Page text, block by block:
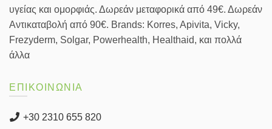
υγείας και ομορφιάς. Δωρεάν μεταφορικά από 49€. Δωρεάν
Αντικαταβολή από 90€. Brands: Korres, Apivita, Vicky,
Frezyderm, Solgar, Powerhealth, Healthaid, και πολλά
άλλα
ΕΠΙΚΟΙΝΩΝΙΑ
+30 2310 655 820